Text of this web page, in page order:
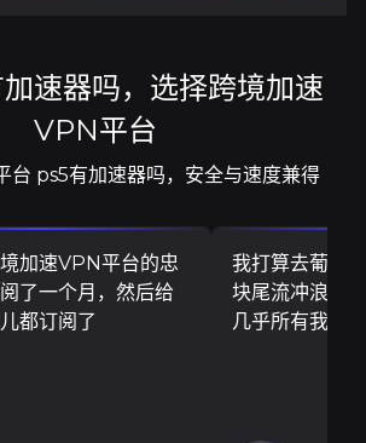
速器吗，选择跨境加速
VPN平台
台 ps5有加速器吗，安全与速度兼得
加速VPN平台的忠
了一个月，然后给
都订阅了
我打算去葡萄
块尾流冲浪板
几乎所有我需